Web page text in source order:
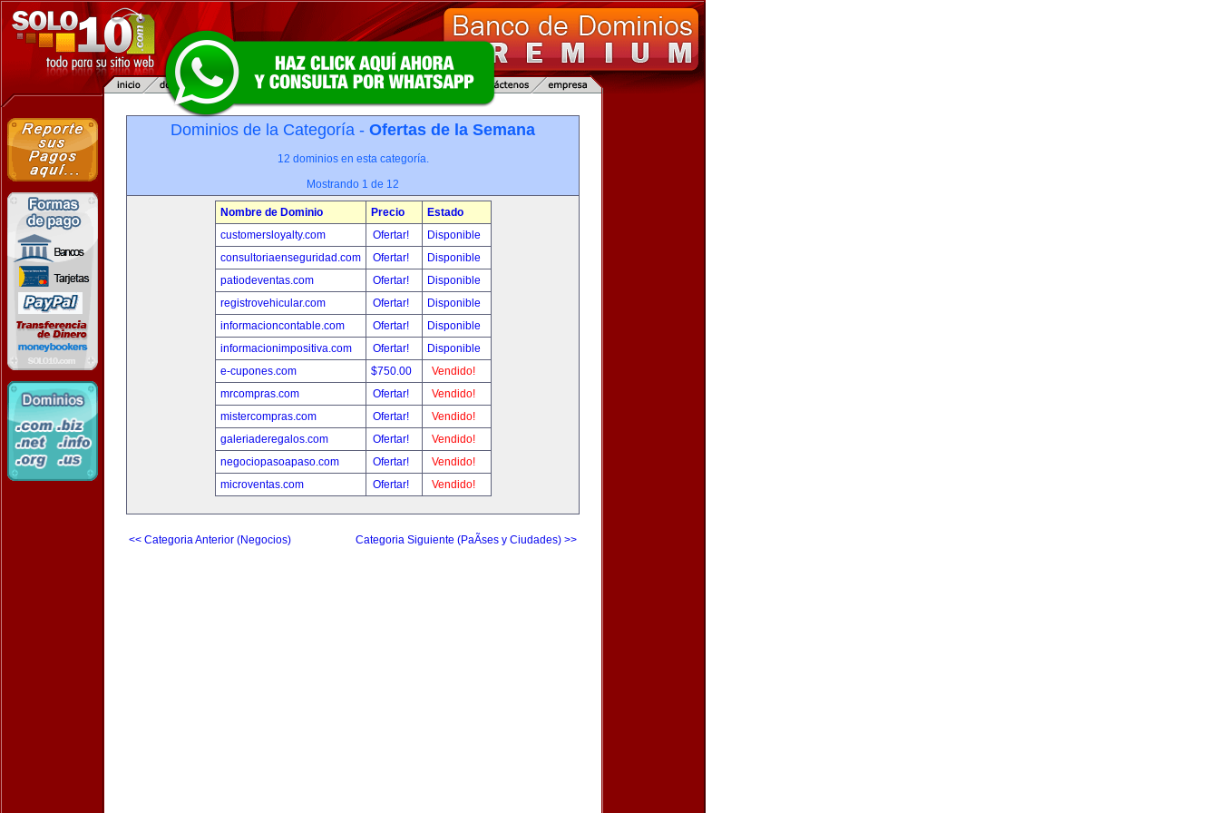
Dominios de la Categoría - Ofertas de la Semana
12 dominios en esta categoría.
Mostrando 1 de 12
Nombre de Dominio Precio
Estado
customersloyalty.com
Ofertar!
Disponible
consultoriaenseguridad.com
Ofertar!
Disponible
patiodeventas.com
Ofertar!
Disponible
registrovehicular.com
Ofertar!
Disponible
informacioncontable.com
Ofertar!
Disponible
informacionimpositiva.com
Ofertar!
Disponible
e-cupones.com
$750.00
Vendido!
mrcompras.com
Ofertar!
Vendido!
mistercompras.com
Ofertar!
Vendido!
galeriaderegalos.com
Ofertar!
Vendido!
negociopasoapaso.com
Ofertar!
Vendido!
microventas.com
Ofertar! Vendido!
<< Categoria Anterior (Negocios) Categoria Siguiente (PaÃ­ses y Ciudades) >>